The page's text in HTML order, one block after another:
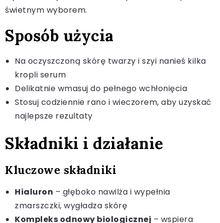
świetnym wyborem.
Sposób użycia
Na oczyszczoną skórę twarzy i szyi nanieś kilka
kropli serum
Delikatnie wmasuj do pełnego wchłonięcia
Stosuj codziennie rano i wieczorem, aby uzyskać
najlepsze rezultaty
Składniki i działanie
Kluczowe składniki
Hialuron – głęboko nawilża i wypełnia
zmarszczki, wygładza skórę
Kompleks odnowy biologicznej – wspiera